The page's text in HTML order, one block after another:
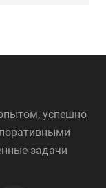
успешно
задачи